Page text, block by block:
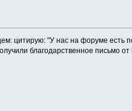
цитирую: "У нас на форуме есть
благодарственное письмо